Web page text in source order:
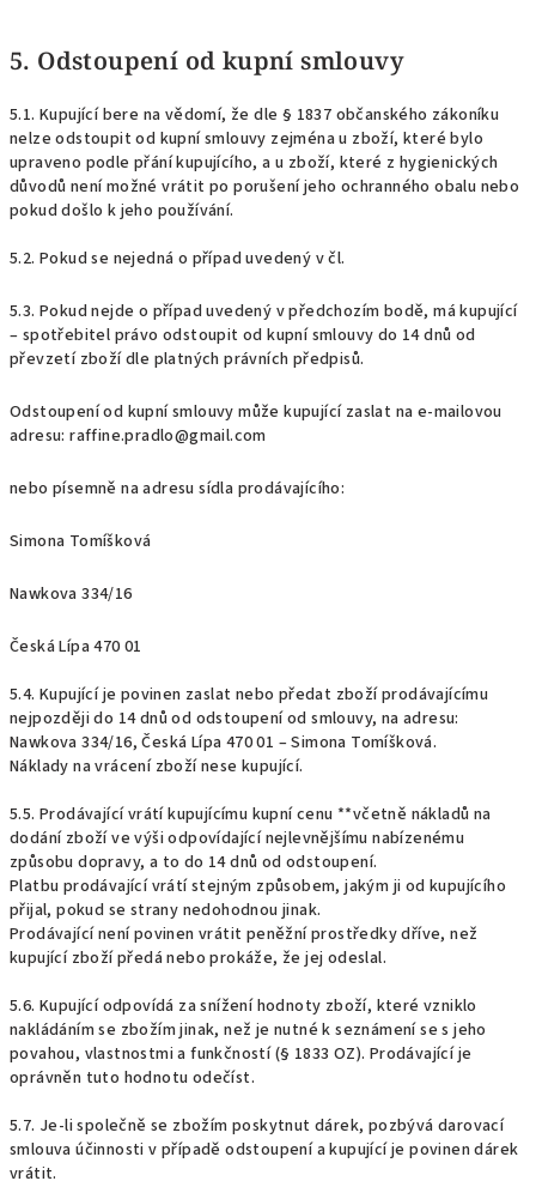
5. Odstoupení od kupní smlouvy
5.1. Kupující bere na vědomí, že dle § 1837 občanského zákoníku
nelze odstoupit od kupní smlouvy zejména u zboží, které bylo
upraveno podle přání kupujícího, a u zboží, které z hygienických
důvodů není možné vrátit po porušení jeho ochranného obalu nebo
pokud došlo k jeho používání.
5.2. Pokud se nejedná o případ uvedený v čl.
5.3. Pokud nejde o případ uvedený v předchozím bodě, má kupující
– spotřebitel právo odstoupit od kupní smlouvy do 14 dnů od
převzetí zboží dle platných právních předpisů.
Odstoupení od kupní smlouvy může kupující zaslat na e-mailovou
adresu: raffine.pradlo@gmail.com
nebo písemně na adresu sídla prodávajícího:
Simona Tomíšková
Nawkova 334/16
Česká Lípa 470 01
5.4. Kupující je povinen zaslat nebo předat zboží prodávajícímu
nejpozději do 14 dnů od odstoupení od smlouvy, na adresu:
Nawkova 334/16, Česká Lípa 470 01 – Simona Tomíšková.
Náklady na vrácení zboží nese kupující.
5.5. Prodávající vrátí kupujícímu kupní cenu **včetně nákladů na
dodání zboží ve výši odpovídající nejlevnějšímu nabízenému
způsobu dopravy, a to do 14 dnů od odstoupení.
Platbu prodávající vrátí stejným způsobem, jakým ji od kupujícího
přijal, pokud se strany nedohodnou jinak.
Prodávající není povinen vrátit peněžní prostředky dříve, než
kupující zboží předá nebo prokáže, že jej odeslal.
5.6. Kupující odpovídá za snížení hodnoty zboží, které vzniklo
nakládáním se zbožím jinak, než je nutné k seznámení se s jeho
povahou, vlastnostmi a funkčností (§ 1833 OZ). Prodávající je
oprávněn tuto hodnotu odečíst.
5.7. Je-li společně se zbožím poskytnut dárek, pozbývá darovací
smlouva účinnosti v případě odstoupení a kupující je povinen dárek
vrátit.